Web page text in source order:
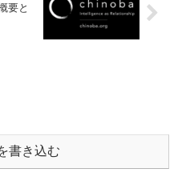
要と
書き込む